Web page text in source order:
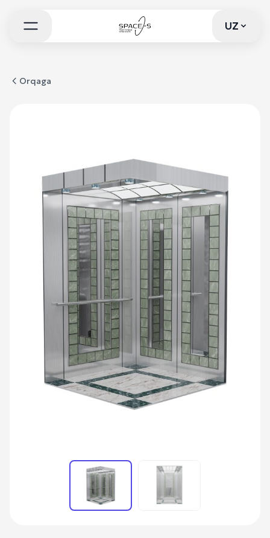
UZ
UZ
Orqaga